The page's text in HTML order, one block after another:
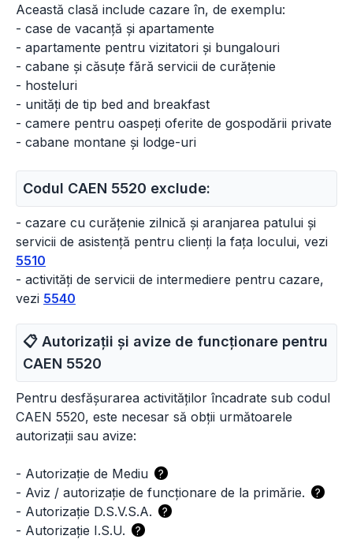
Această clasă include cazare în, de exemplu:
- case de vacanță și apartamente
- apartamente pentru vizitatori și bungalouri
- cabane și căsuțe fără servicii de curățenie
- hosteluri
- unități de tip bed and breakfast
- camere pentru oaspeți oferite de gospodării private
- cabane montane și lodge-uri
Codul CAEN 5520 exclude:
- cazare cu curățenie zilnică și aranjarea patului și
servicii de asistență pentru clienți la fața locului, vezi
5510
- activități de servicii de intermediere pentru cazare,
vezi 5540
📋 Autorizații și avize de funcționare pentru
CAEN 5520
Pentru desfășurarea activităților încadrate sub codul
CAEN 5520, este necesar să obții următoarele
autorizații sau avize:
- Autorizație de Mediu ?
- Aviz / autorizație de funcționare de la primărie. ?
- Autorizație D.S.V.S.A. ?
- Autorizație I.S.U. ?